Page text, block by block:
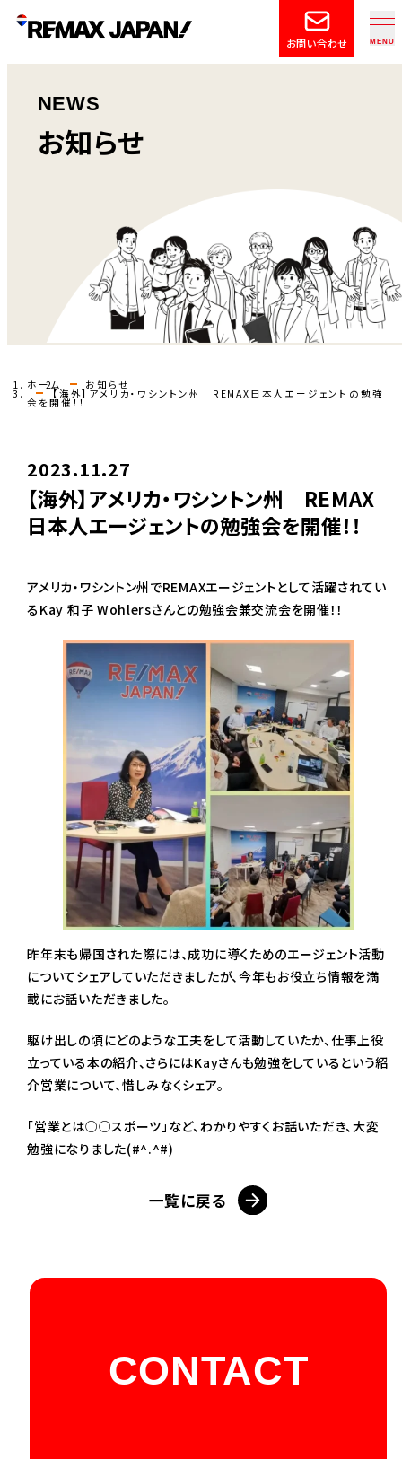
お問い合わせ
NEWS
お知らせ
ホーム お知らせ
【海外】アメリカ・ワシントン州 REMAX日本人エージェントの勉強
会を開催！！
2023.11.27
【海外】アメリカ・ワシントン州 REMAX
日本人エージェントの勉強会を開催！！
アメリカ・ワシントン州でREMAXエージェントとして活躍されてい
るKay 和子 Wohlersさんとの勉強会兼交流会を開催！！
昨年末も帰国された際には、成功に導くためのエージェント活動
についてシェアしていただきましたが、今年もお役立ち情報を満
載にお話いただきました。
駆け出しの頃にどのような工夫をして活動していたか、仕事上役
立っている本の紹介、さらにはKayさんも勉強をしているという紹
介営業について、惜しみなくシェア。
「営業とは○○スポーツ」など、わかりやすくお話いただき、大変
勉強になりました(#^.^#)
一覧に戻る
CONTACT